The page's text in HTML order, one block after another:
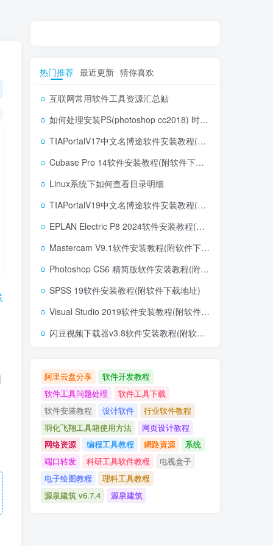
热门推荐 最近更新 猜你喜欢
互联网常用软件工具资源汇总贴
如何处理安装PS(photoshop cc2018) 时，提示系统或者IE浏览器需要升级
TIAPortalV17中文名博途软件安装教程(附软件下载地址)
Cubase Pro 14软件安装教程(附软件下载地址)
Linux系统下如何查看目录明细
TIAPortalV19中文名博途软件安装教程(附软件下载地址)
EPLAN Electric P8 2024软件安装教程(附软件下载地址)
Mastercam V9.1软件安装教程(附软件下载地址)
Photoshop CS6 精简版软件安装教程(附软件下载地址)
SPSS 19软件安装教程(附软件下载地址)
Visual Studio 2019软件安装教程(附软件下载地址)
闪豆视频下载器v3.8软件安装教程(附软件下载地址)
阿里云盘分享
软件开发教程
软件工具问题处理
软件工具下载
软件安装教程
设计软件
行业软件教程
羽化飞翔工具箱使用方法
网页设计教程
网络资源
编程工具教程 網路資源
系统
端口转发
科研工具软件教程
电视盒子
电子绘图教程
理科工具教程
源泉建筑 v6.7.4
源泉建筑